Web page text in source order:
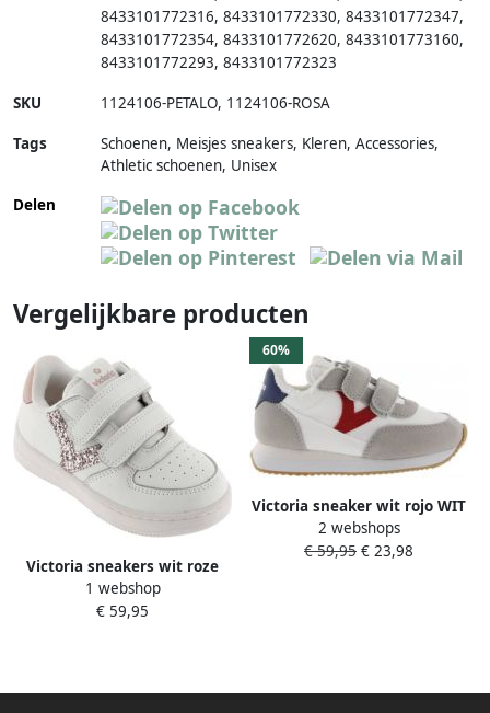
8433101772316, 8433101772330, 8433101772347,
8433101772354, 8433101772620, 8433101773160,
8433101772293, 8433101772323
SKU 1124106-PETALO, 1124106-ROSA
Tags
Schoenen, Meisjes sneakers, Kleren, Accessories,
Athletic schoenen, Unisex
Delen
Vergelijkbare producten
Victoria sneakers wit roze
glitters Meisjes Imitatieleer
Meerkleurig 33
1 webshop
€ 59,95
60%
Victoria sneaker wit rojo WIT
2 webshops
€ 59,95 € 23,98